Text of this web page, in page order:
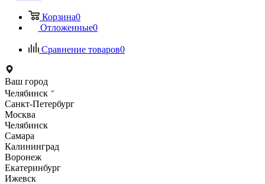
Корзина0
Отложенные0
Сравнение товаров0
Ваш город
Челябинск
Санкт-Петербург
Москва
Челябинск
Самара
Калининград
Воронеж
Екатеринбург
Ижевск